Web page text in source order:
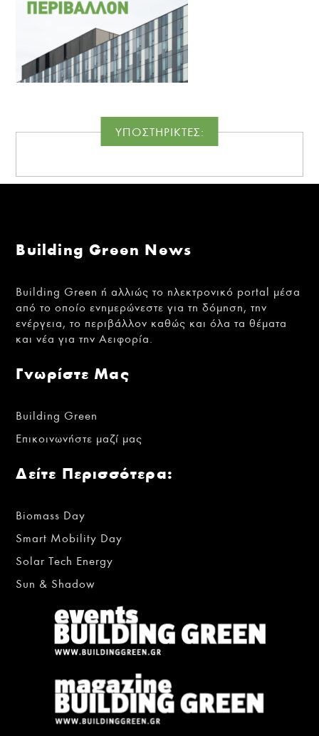
ΥΠΟΣΤΗΡΙΚΤΕΣ:
Building Green News
Building Green ή αλλιώς το ηλεκτρονικό portal μέσα
από το οποίο ενημερώνεστε για τη δόμηση, την
ενέργεια, το περιβάλλον καθώς και όλα τα θέματα
και νέα για την Αειφορία.
Γνωρίστε Μας
Building Green
Επικοινωνήστε μαζί μας
Δείτε Περισσότερα:
Biomass Day
Smart Mobility Day
Solar Tech Energy
Sun & Shadow